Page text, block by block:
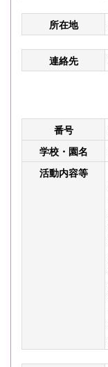
所在地
連絡先
番号
学校・園名
活動内容等